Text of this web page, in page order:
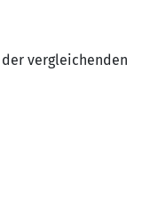
vergleichenden